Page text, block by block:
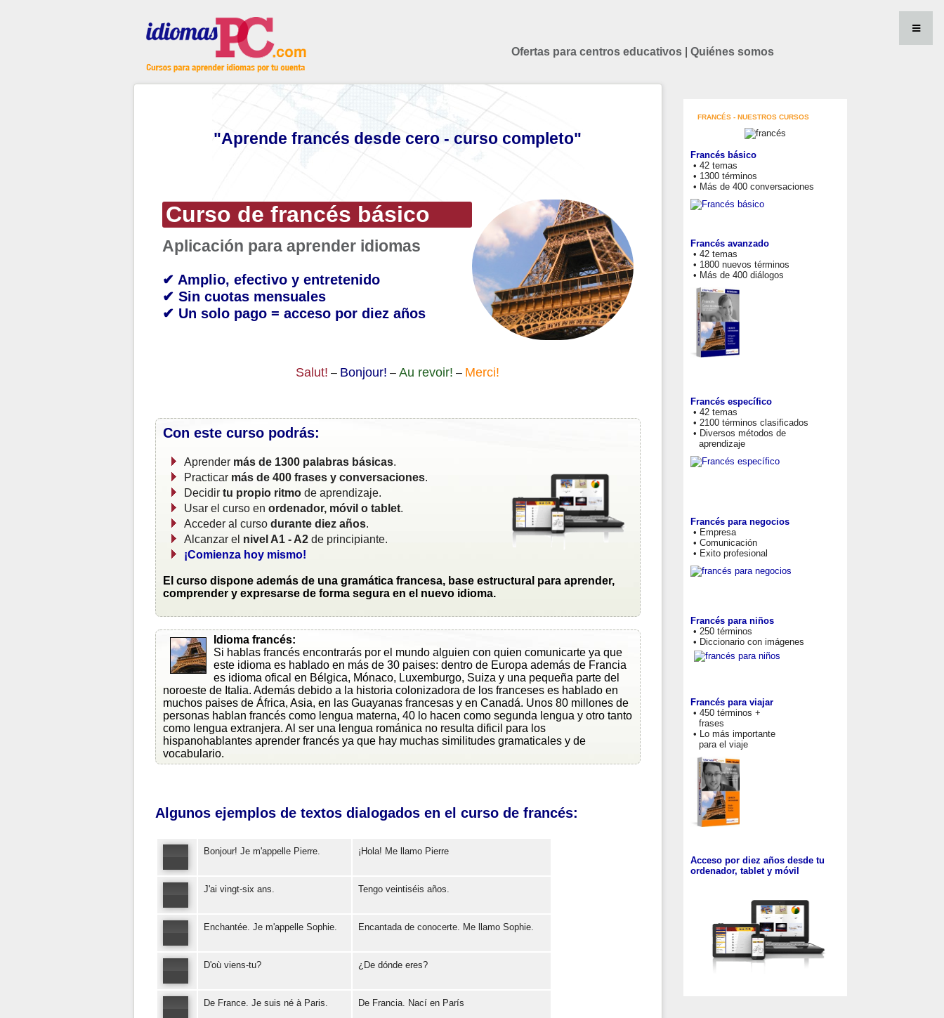
Ofertas para centros educativos Quiénes somos
"Aprende francés desde cero - curso completo"
Curso de francés básico
Aplicación para aprender idiomas
✔ Amplio, efectivo y entretenido
✔ Sin cuotas mensuales
✔ Un solo pago = acceso por diez años
Salut! – Bonjour! – Au revoir! – Merci!
Con este curso podrás:
Aprender más de 1300 palabras básicas.
Practicar más de 400 frases y conversaciones.
Decidir tu propio ritmode aprendizaje.
Usar el curso en ordenador, móvil o tablet.
Acceder al curso durante diez años.
Alcanzar el nivel A1 - A2de principiante.
¡Comienza hoy mismo!
El curso dispone además de una gramática francesa, base estructural para aprender,
comprender y expresarse de forma segura en el nuevo idioma.
Idioma francés:
Si hablas francés encontrarás por el mundo alguien con quien comunicarte ya que
este idioma es hablado en más de 30 paises: dentro de Europa además de Francia
es idioma ofical en Bélgica, Mónaco, Luxemburgo, Suiza y una pequeña parte del
noroeste de Italia. Además debido a la historia colonizadora de los franceses es hablado en
muchos paises de África, Asia, en las Guayanas francesas y en Canadá. Unos 80 millones de
personas hablan francés como lengua materna, 40 lo hacen como segunda lengua y otro tanto
como lengua extranjera. Al ser una lengua románica no resulta dificil para los
hispanohablantes aprender francés ya que hay muchas similitudes gramaticales y de
vocabulario.
Algunos ejemplos de textos dialogados en el curso de francés:
Error loading: "https://www.idiomaspc.com/curso-aprender-frances-basico/audio/3004.mp3"
Bonjour! Je m'appelle Pierre. ¡Hola! Me llamo Pierre
Error loading: "https://www.idiomaspc.com/curso-aprender-frances-basico/audio/3005.mp3"
J'ai vingt-six ans. Tengo veintiséis años.
Enchantée. Je m'appelle Sophie. Encantada de conocerte. Me llamo Sophie.
Error loading: "https://www.idiomaspc.com/curso-aprender-frances-basico/audio/3007.mp3"
D'où viens-tu? ¿De dónde eres?
De France. Je suis né à Paris. De Francia. Nací en París
FRANCÉS - NUESTROS CURSOS
Francés básico
• 42 temas
• 1300 términos
• Más de 400 conversaciones
Francés avanzado
• 42 temas
• 1800 nuevos términos
• Más de 400 diálogos
Francés específico
• 42 temas
• 2100 términos clasificados
• Diversos métodos de
aprendizaje
Francés para negocios
• Empresa
• Comunicación
• Exito profesional
Francés para niños
• 250 términos
• Diccionario con imágenes
Francés para viajar
• 450 términos +
frases
• Lo más importante
para el viaje
Acceso por diez años desde tu
ordenador, tablet y móvil